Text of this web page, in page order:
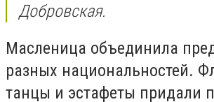
Добровская.
Масленица объединила
разных национальностей.
танцы и эстафеты придали